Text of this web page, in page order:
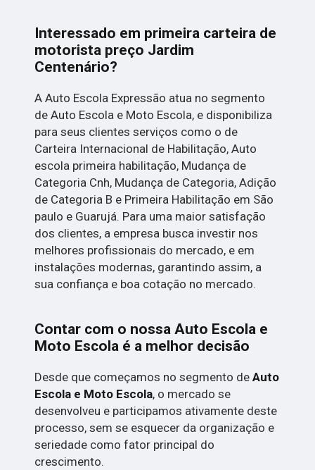
Interessado em primeira carteira de
motorista preço Jardim
Centenário?
A Auto Escola Expressão atua no segmento
de Auto Escola e Moto Escola, e disponibiliza
para seus clientes serviços como o de
Carteira Internacional de Habilitação, Auto
escola primeira habilitação, Mudança de
Categoria Cnh, Mudança de Categoria, Adição
de Categoria B e Primeira Habilitação em São
paulo e Guarujá. Para uma maior satisfação
dos clientes, a empresa busca investir nos
melhores profissionais do mercado, e em
instalações modernas, garantindo assim, a
sua confiança e boa cotação no mercado.
Contar com o nossa Auto Escola e
Moto Escola é a melhor decisão
Desde que começamos no segmento deAuto
Escola e Moto Escola, o mercado se
desenvolveu e participamos ativamente deste
processo, sem se esquecer da organização e
seriedade como fator principal do
crescimento.